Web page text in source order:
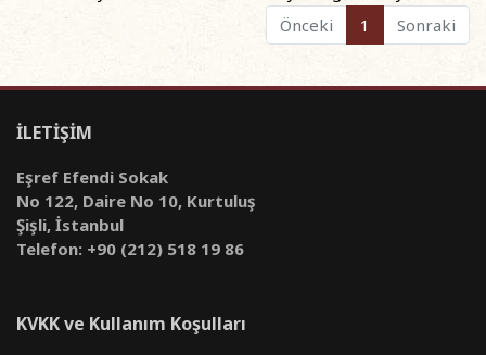
Önceki
1 Sonraki
İLETİŞİM
Eşref Efendi Sokak
No 122, Daire No 10, Kurtuluş
Şişli, İstanbul
Telefon: +90 (212) 518 19 86
KVKK ve Kullanım Koşulları